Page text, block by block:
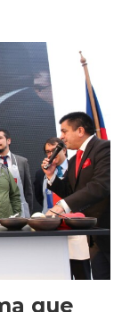
que